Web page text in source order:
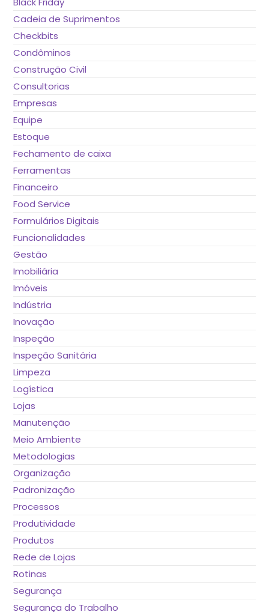
Cadeia de Suprimentos
Checkbits
Condôminos
Construção Civil
Consultorias
Empresas
Equipe
Estoque
Fechamento de caixa
Ferramentas
Financeiro
Food Service
Formulários Digitais
Funcionalidades
Gestão
Imobiliária
Imóveis
Indústria
Inovação
Inspeção
Inspeção Sanitária
Limpeza
Logística
Lojas
Manutenção
Meio Ambiente
Metodologias
Organização
Padronização
Processos
Produtividade
Produtos
Rede de Lojas
Rotinas
Segurança
Segurança do Trabalho